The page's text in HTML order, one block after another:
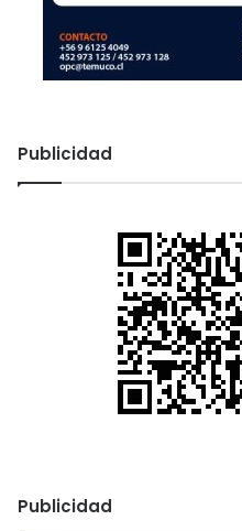
Publicidad
Publicidad